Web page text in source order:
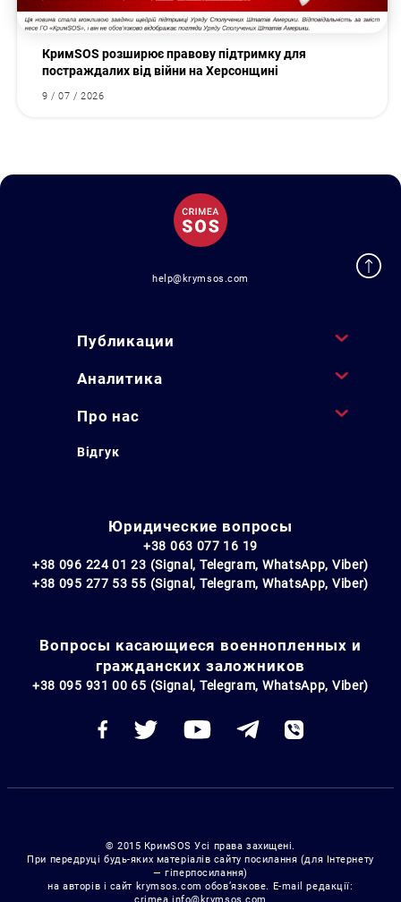
КримSOS розширює правову підтримку для
постраждалих від війни на Херсонщині
9 / 07 / 2026
help@krymsos.com
Публикации
Аналитика
Про нас
Відгук
Юридические вопросы
+38 063 077 16 19
+38 096 224 01 23 (Signal, Telegram, WhatsApp, Viber)
+38 095 277 53 55 (Signal, Telegram, WhatsApp, Viber)
Вопросы касающиеся военнопленных и
гражданских заложников
+38 095 931 00 65 (Signal, Telegram, WhatsApp, Viber)
© 2015 КримSOS Усі права захищені.
При передруці будь-яких матеріалів сайту посилання (для Інтернету
— гіперпосилання)
на авторів і сайт krymsos.com обов’язкове. E-mail редакції: